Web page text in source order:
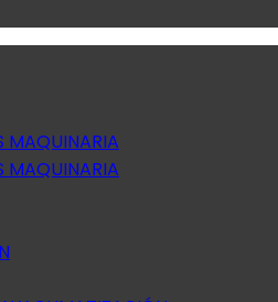
MAQUINARIA
MAQUINARIA